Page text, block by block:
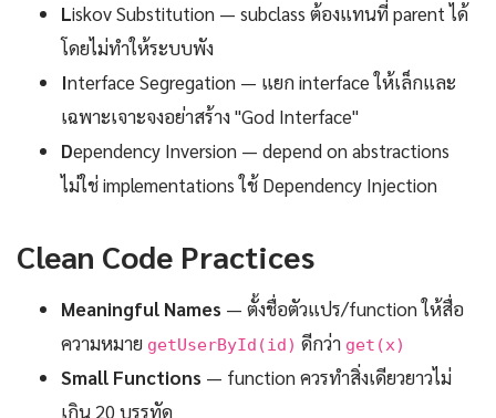
Liskov Substitution — subclass ต้องแทนที่ parent ได้
โดยไม่ทำให้ระบบพัง
Interface Segregation — แยก interface ให้เล็กและ
เฉพาะเจาะจงอย่าสร้าง "God Interface"
Dependency Inversion — depend on abstractions
ไม่ใช่ implementations ใช้ Dependency Injection
Clean Code Practices
Meaningful Names — ตั้งชื่อตัวแปร/function ให้สื่อ
ความหมาย getUserById(id) ดีกว่า get(x)
Small Functions — function ควรทำสิ่งเดียวยาวไม่
เกิน 20 บรรทัด